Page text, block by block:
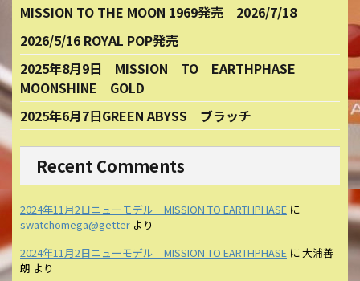
MISSION TO THE MOON 1969発売 2026/7/18
2026/5/16 ROYAL POP発売
2025年8月9日 MISSION TO EARTHPHASE
MOONSHINE GOLD
2025年6月7日GREEN ABYSS ブラッチ
Recent Comments
2024年11月2日ニューモデル MISSION TO EARTHPHASE に
swatchomega@getter より
2024年11月2日ニューモデル MISSION TO EARTHPHASE に大浦善
朗 より